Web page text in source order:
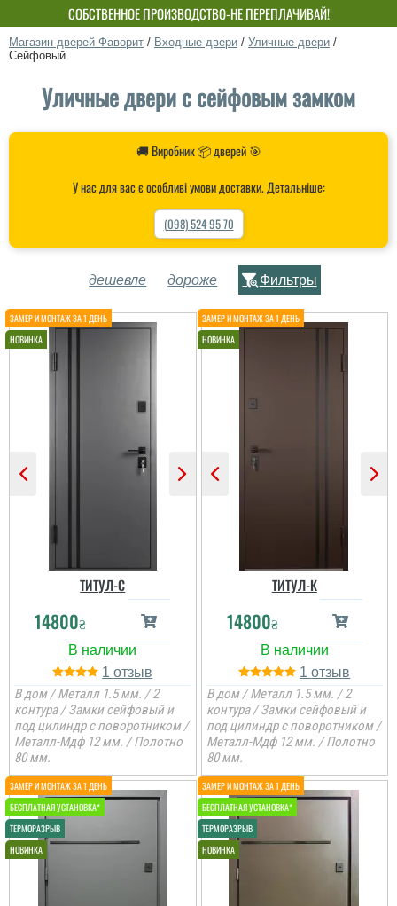
СОБСТВЕННОЕ ПРОИЗВОДСТВО-НЕ ПЕРЕПЛАЧИВАЙ!
Магазин дверей Фаворит / Входные двери / Уличные двери /
Сейфовый
Уличные двери с сейфовым замком
🚚 Виробник 📦 дверей 🎯
У нас для вас є особливі умови доставки. Детальніше:
(098) 524 95 70
дешевле дороже Фильтры
ТИТУЛ-C
14800₴
1
В дом / Металл 1.5 мм. / 2
контура / Замки сейфовый и
под цилиндр с поворотником /
Металл-Мдф 12 мм. / Полотно
80 мм.
ТИТУЛ-К
14800₴
1
В дом / Металл 1.5 мм. / 2
контура / Замки сейфовый и
под цилиндр с поворотником /
Металл-Мдф 12 мм. / Полотно
80 мм.